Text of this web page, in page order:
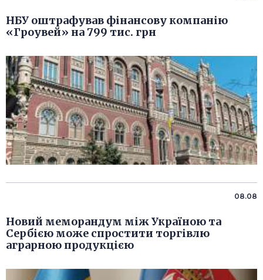
НБУ оштрафував фінансову компанію
«Гроувей» на 799 тис. грн
08.08
Новий меморандум між Україною та
Сербією може спростити торгівлю
аграрною продукцією